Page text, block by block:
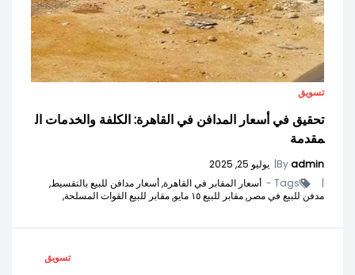
تسويق
تحقيق في أسعار المدافن في القاهرة: الكلفة والخدمات ال
مقدمة
Byadmin
يوليو 25, 2025
Tags - أسعار المقابر في القاهرة,أسعار مدافن للبيع بالتقسيط,
مدفن للبيع في مصر,مقابر للبيع ١٥ مايو, مقابر للبيع القوات المسلحة,
تسويق